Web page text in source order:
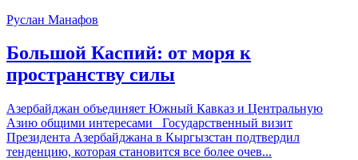
Руслан Манафов
Большой Каспий: от моря к
пространству силы
Азербайджан объединяет Южный Кавказ и Центральную
Азию общими интересами Государственный визит
Президента Азербайджана в Кыргызстан подтвердил
тенденцию, которая становится все более очев...